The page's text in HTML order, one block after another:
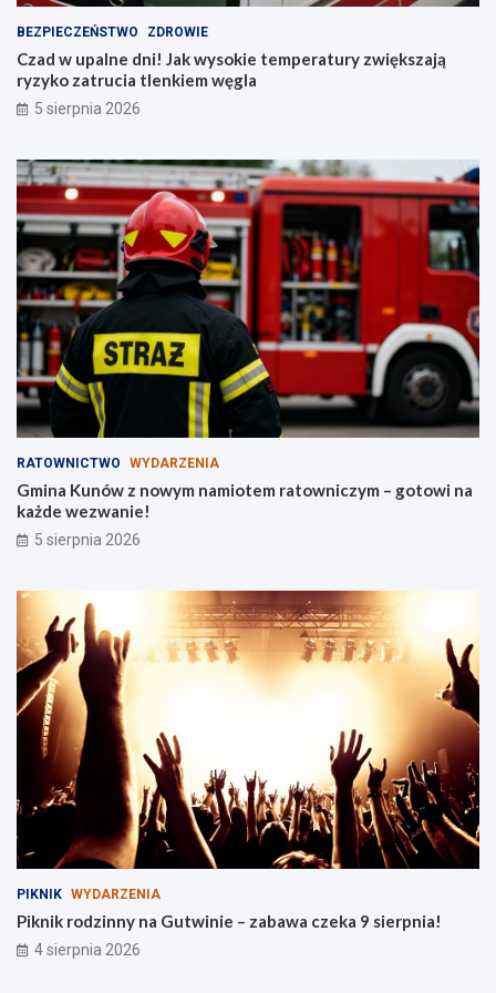
ę
k
s
z
a
j
y
z
y
k
o
z
a
t
r
u
c
i
a
l
e
n
k
m
ę
g
l
a
BEZPIECZEŃSTWO ZDROWIE
Czad w upalne dni! Jak wysokie temperatury zwiększają
ryzyko zatrucia tlenkiem węgla
5 sierpnia 2026
RATOWNICTWO WYDARZENIA
Gmina Kunów z nowym namiotem ratowniczym – gotowi na
każde wezwanie!
5 sierpnia 2026
PIKNIK WYDARZENIA
Piknik rodzinny na Gutwinie – zabawa czeka 9 sierpnia!
4 sierpnia 2026